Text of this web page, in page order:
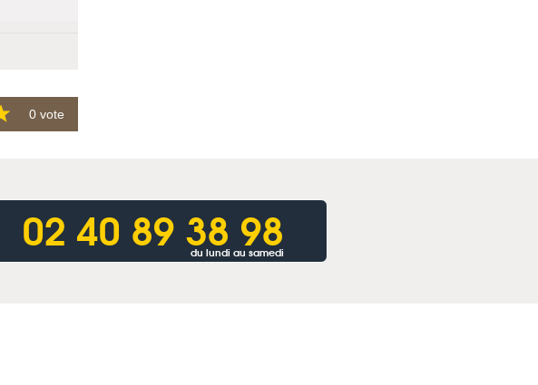
0 vote
02 40 89 38 98
du lundi au samedi